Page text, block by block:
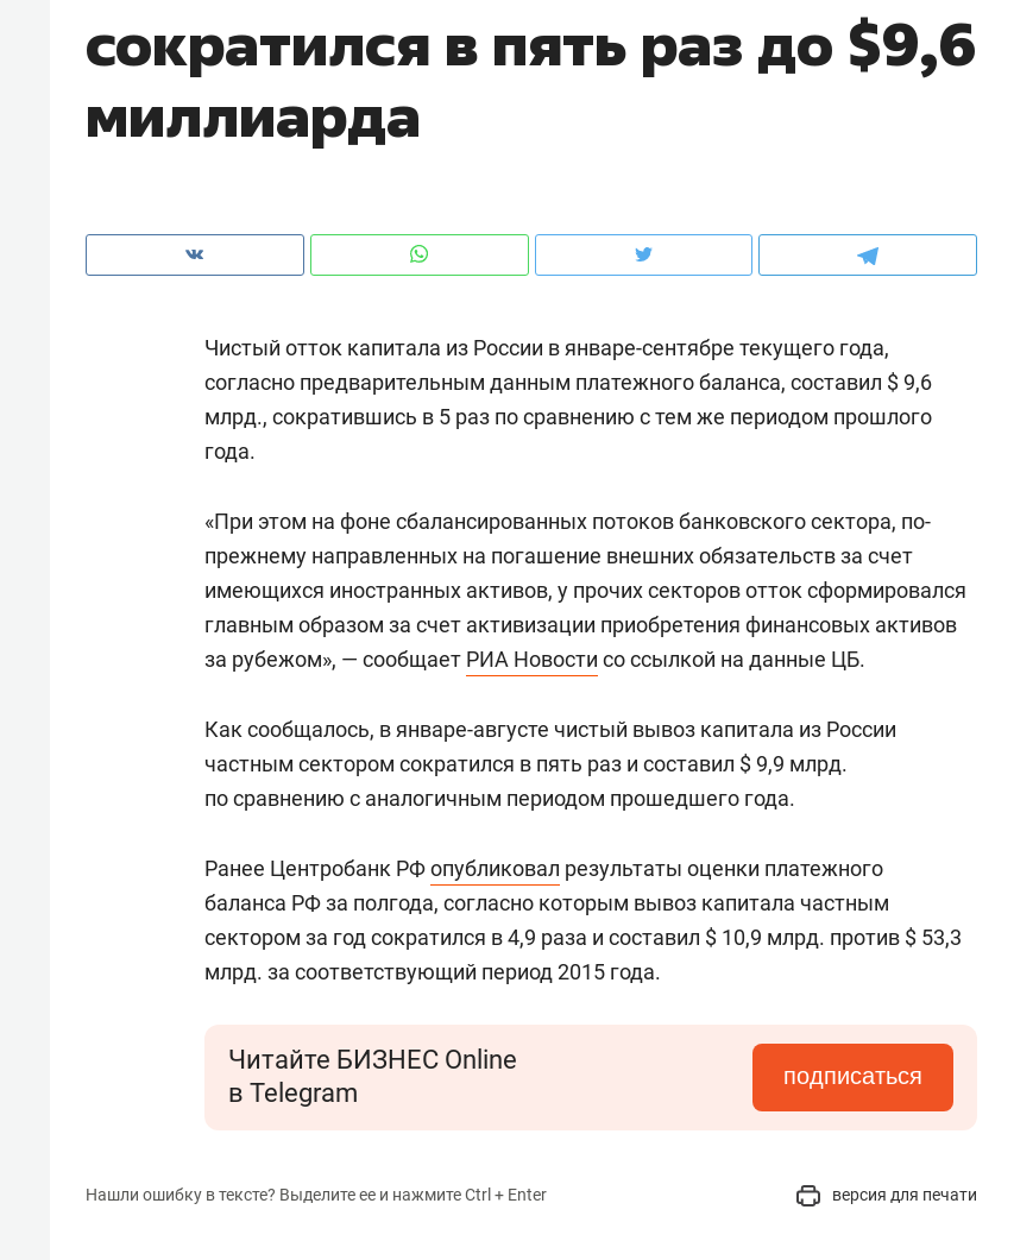
сократился в пять раз до $9,6
миллиарда
Чистый отток капитала из России в январе-сентябре текущего года,
согласно предварительным данным платежного баланса, составил $ 9,6
млрд., сократившись в 5 раз по сравнению с тем же периодом прошлого
года.
«При этом на фоне сбалансированных потоков банковского сектора, по-
прежнему направленных на погашение внешних обязательств за счет
имеющихся иностранных активов, у прочих секторов отток сформировался
главным образом за счет активизации приобретения финансовых активов
за рубежом», — сообщает РИА Новости со ссылкой на данные ЦБ.
Как сообщалось, в январе-августе чистый вывоз капитала из России
частным сектором сократился в пять раз и составил $ 9,9 млрд.
по сравнению с аналогичным периодом прошедшего года.
Ранее Центробанк РФопубликовал результаты оценки платежного
баланса РФ за полгода, согласно которым вывоз капитала частным
сектором за год сократился в 4,9 раза и составил $ 10,9 млрд. против $ 53,3
млрд. за соответствующий период 2015 года.
Читайте БИЗНЕС Online
в Telegram
подписаться
Нашли ошибку в тексте? Выделите ее и нажмите Ctrl + Enter версия для печати
налогах и развитии без кредитов
рынки, почему
чем интересен
«В банкротствах сегодня
которые ими управляли. Они
отвечают личным
имуществом!»
Рекомендуем
с ментальным и физическим
состоянием как основа
Рекомендуем
в Менделеевске
«Гонка Героев»